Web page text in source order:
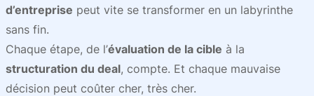
d’entreprise peut vite se transformer en un labyrinthe
sans fin.
Chaque étape, de l’évaluation de la cible à la
structuration du deal, compte. Et chaque mauvaise
décision peut coûter cher, très cher.